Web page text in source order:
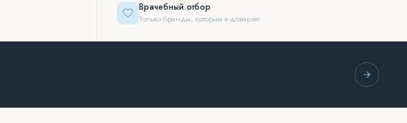
Врачебный отбор
Только бренды, которым я доверяю